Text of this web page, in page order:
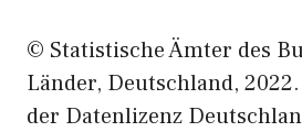
© Statistische Ämter des
Länder, Deutschland,
der Datenlizenz